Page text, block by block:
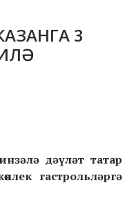
3
дәүләт татар
гастрольләргә